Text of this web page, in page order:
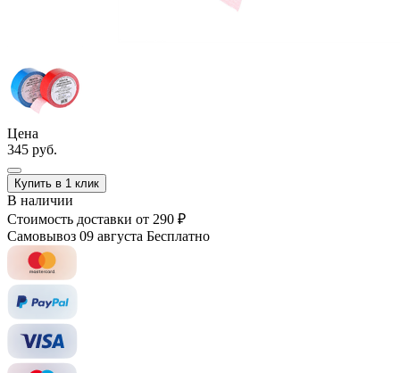
Цена
345 руб.
Купить в 1 клик
В наличии
Стоимость доставки от 290 ₽
Самовывоз 09 августа Бесплатно